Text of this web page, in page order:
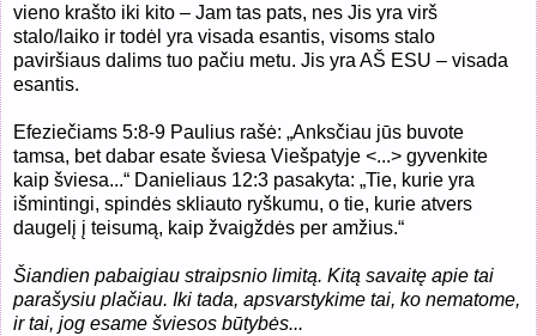
vieno krašto iki kito – Jam tas pats, nes Jis yra virš
stalo/laiko ir todėl yra visada esantis, visoms stalo
paviršiaus dalims tuo pačiu metu. Jis yra AŠ ESU – visada
esantis.
Efeziečiams 5:8-9 Paulius rašė: „Anksčiau jūs buvote
tamsa, bet dabar esate šviesa Viešpatyje <...> gyvenkite
kaip šviesa...“ Danieliaus 12:3 pasakyta: „Tie, kurie yra
išmintingi, spindės skliauto ryškumu, o tie, kurie atvers
daugelį į teisumą, kaip žvaigždės per amžius.“
Šiandien pabaigiau straipsnio limitą. Kitą savaitę apie tai
parašysiu plačiau. Iki tada, apsvarstykime tai, ko nematome,
ir tai, jog esame šviesos būtybės...